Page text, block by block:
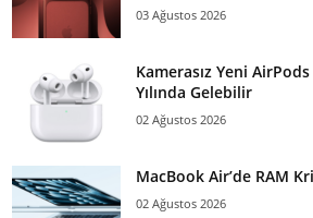
03 Ağustos 2026
Kamerasız Yeni
Yılında Gelebilir
02 Ağustos 2026
MacBook Air’de RAM
02 Ağustos 2026